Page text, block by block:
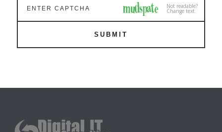
Not readable?
Change text.
SUBMIT